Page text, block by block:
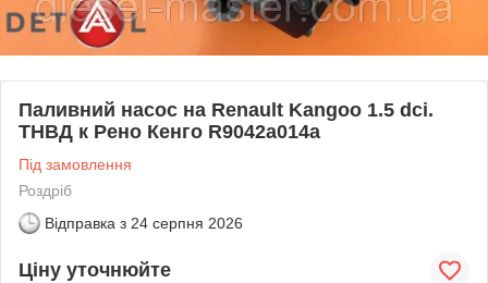
Паливний насос на Renault Kangoo 1.5 dci.
ТНВД к Рено Кенго R9042a014a
Під замовлення
Роздріб
Відправка з 24 серпня 2026
Ціну уточнюйте